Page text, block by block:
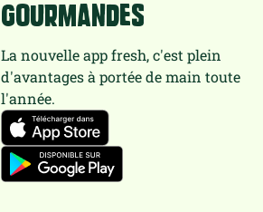
gourmandes
La nouvelle app fresh, c'est plein
d'avantages à portée de main toute
l'année.